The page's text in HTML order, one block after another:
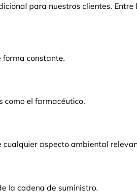
para nuestros clientes. Entre
forma constante.
como el farmacéutico.
aspecto ambiental
la cadena de suministro.